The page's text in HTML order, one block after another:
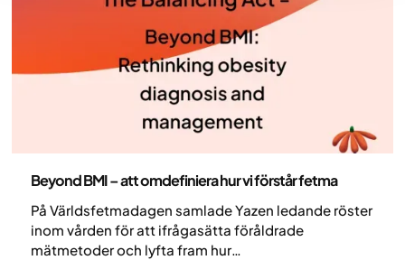
Beyond BMI – att omdefiniera hur vi förstår fetma
På Världsfetmadagen samlade Yazen ledande röster
inom vården för att ifrågasätta föråldrade
mätmetoder och lyfta fram hur